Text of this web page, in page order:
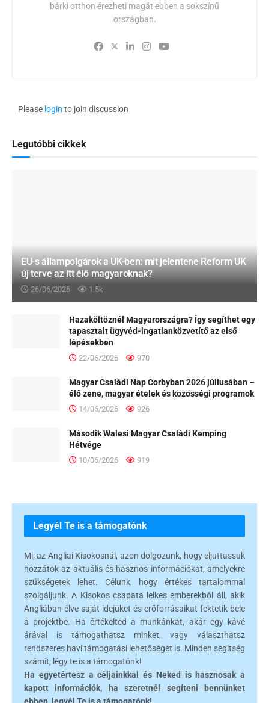
bárki otthon érezheti magát ebben a sokszínű
országban.
Please login to join discussion
Legutóbbi cikkek
EU-s állampolgárok a UK-ben: mit jelentene Reform UK
új terve az itt élő magyaroknak?
26/06/2026 1.5k
Hazaköltöznél Magyarországra? Így segíthet egy
tapasztalt ügyvéd-ingatlanközvetítő az első
lépésekben
22/06/2026 970
Magyar Családi Nap Corbyban 2026 júliusában –
élő zene, magyar ételek és közösségi programok
14/06/2026 926
Második Walesi Magyar Családi Kemping
Hétvége
10/06/2026 919
Legyél Te is a támogatónk
Mi, az Angliai Kisokosnál, azon dolgozunk, hogy eljuttassuk
hozzátok az aktuális és hasznos információkat, amelyekre
szükségetek lehet. Célunk, hogy értékes tartalommal
szolgáljunk. A Kisokos csapata lelkes emberekből áll, akik
Angliában élve saját idejüket és erőforrásaikat fektetik bele
a projektbe. Ha értékelted a munkánkat, akár egy kávé
árával is támogathatsz minket, vagy választhatsz
rendszeres havi támogatási lehetőséget is. Minden segítség
számít, légy te is a támogatónk!
Ha egyetértesz a céljainkkal és Neked is hasznosak a
kapott információk, ha szeretnél segíteni bennünket